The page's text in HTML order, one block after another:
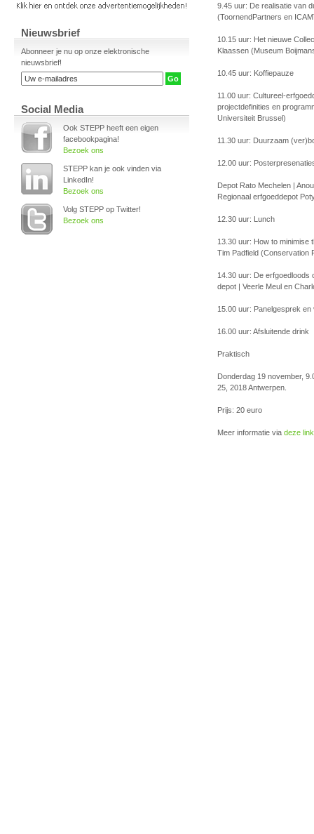
Nieuwsbrief
Abonneer je nu op onze elektronische
nieuwsbrief!
Social Media
Ook STEPP heeft een eigen
facebookpagina!
Bezoek ons
STEPP kan je ook vinden via
LinkedIn!
Bezoek ons
Volg STEPP op Twitter!
Bezoek ons
9.45 uur: De realisatie van
(ToornendPartners en
10.15 uur: Het nieuwe
Klaassen (Museum
10.45 uur: Koffiepauze
11.00 uur: Cultureel-
projectdefinities en
Universiteit Brussel)
11.30 uur: Duurzaam
12.00 uur:
Depot Rato Mechelen |
Regionaal erfgoeddepot
12.30 uur: Lunch
13.30 uur: How to minimise
Tim Padfield (Conservation
14.30 uur: De erfgoedloods
depot | Veerle Meul en
15.00 uur: Panelgesprek en
16.00 uur: Afsluitende drink
Praktisch
Donderdag 19 november,
25, 2018 Antwerpen.
Prijs: 20 euro
Meer informatie via deze link